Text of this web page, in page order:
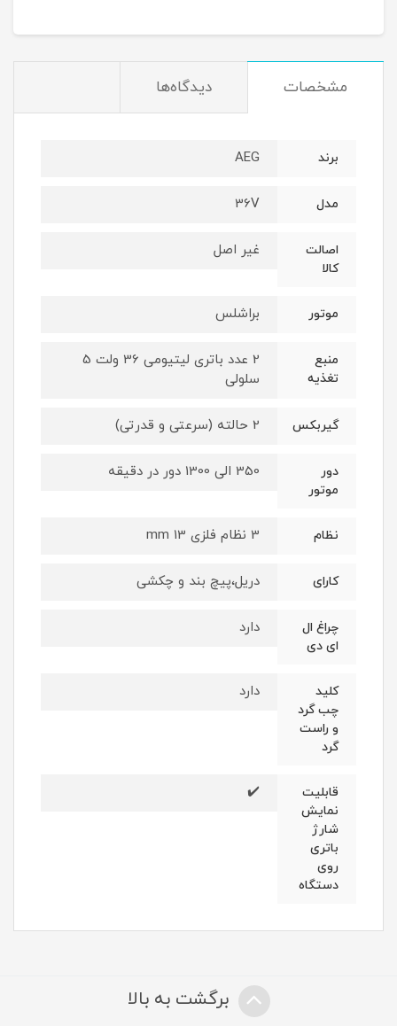
مشخصات دیدگاه‌ها
برند AEG
مدل 36V
اصالت
کالا
غیر اصل
موتور براشلس
منبع
تغذیه
2 عدد باتری لیتیومی 36 ولت 5
سلولی
گیربکس 2 حالته (سرعتی و قدرتی)
دور
موتور
350 الی 1300 دور در دقیقه
نظام 3 نظام فلزی 13 mm
کارای دریل،پیچ بند و چکشی
چراغ ال
ای دی
دارد
کلید
چب گرد
و راست
گرد
دارد
قابلیت
نمایش
شارژ
باتری
روی
دستگاه
✔️
برگشت به بالا